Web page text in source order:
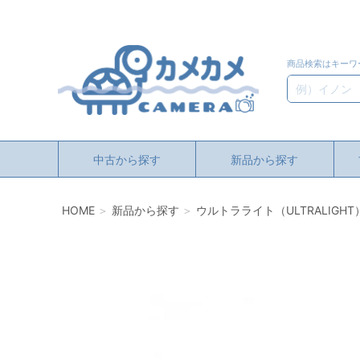
商品検索はキー
検索
中古から探す 新品から探す
HOME 新品から探す ウルトラライト（